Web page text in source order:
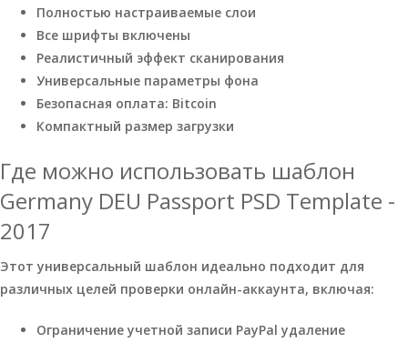
Полностью настраиваемые слои
Все шрифты включены
Реалистичный эффект сканирования
Универсальные параметры фона
Безопасная оплата: Bitcoin
Компактный размер загрузки
Где можно использовать шаблон
Germany DEU Passport PSD Template -
2017
Этот универсальный шаблон идеально подходит для
различных целей проверки онлайн-аккаунта, включая:
Ограничение учетной записи PayPal удаление